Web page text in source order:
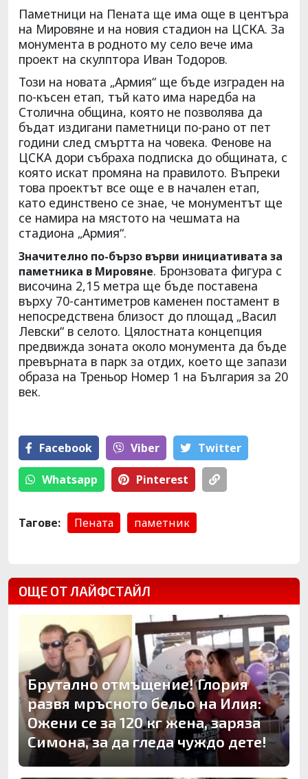
Паметници на Пената ще има още в центъра
на Мировяне и на новия стадион на ЦСКА. За
монумента в родното му село вече има
проект на скулптора Иван Тодоров.
Този на новата „Армия“ ще бъде изграден на
по-късен етап, тъй като има наредба на
Столична община, която не позволява да
бъдат издигани паметници по-рано от пет
години след смъртта на човека. Фенове на
ЦСКА дори събраха подписка до общината, с
която искат промяна на правилото. Въпреки
това проектът все още е в начален етап,
като единствено се знае, че монументът ще
се намира на мястото на чешмата на
стадиона „Армия“.
Значително по-бързо върви инициативата за
паметника в Мировяне. Бронзовата фигура с
височина 2,15 метра ще бъде поставена
върху 70-сантиметров каменен постамент в
непосредствена близост до площад „Васил
Левски“ в селото. Цялостната концепция
предвижда зоната около монумента да бъде
превърната в парк за отдих, което ще запази
образа на Треньор Номер 1 на България за 20
век.
Facebook Viber Тwitter
Whatsapp Pinterest
Тагове: Пената паметник
ОЩЕ ОТ ЛАЙФСТАЙЛ
Брутално отмъщение! Глория
развя мръсното бельо на Илия:
Ожени се за 120 кг жена, заряза
Симона, за да гледа чуждо дете!